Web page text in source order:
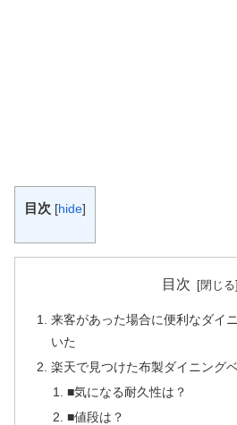
目次 [hide]
目次
来客があった場合に便利なダイ
いた
楽天で見つけた布製ダイニング
■気になる耐久性は？
■値段は？